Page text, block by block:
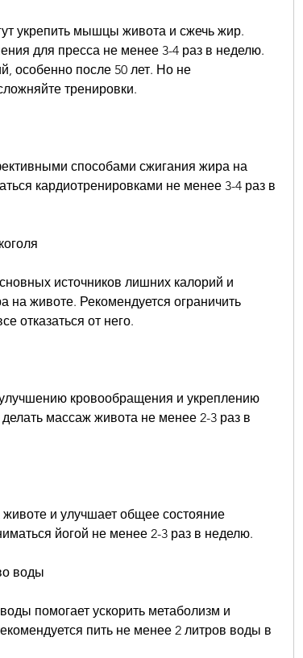
укрепить мышцы живота и сжечь жир.
для пресса не менее 3-4 раз в неделю.
особенно после 50 лет. Но не
тренировки.
способами сжигания жира на
кардиотренировками не менее 3-4 раз в
источников лишних калорий и
на животе. Рекомендуется ограничить
отказаться от него.
кровообращения и укреплению
массаж живота не менее 2-3 раз в
и улучшает общее состояние
йогой не менее 2-3 раз в неделю.
воды
помогает ускорить метаболизм и
пить не менее 2 литров воды в